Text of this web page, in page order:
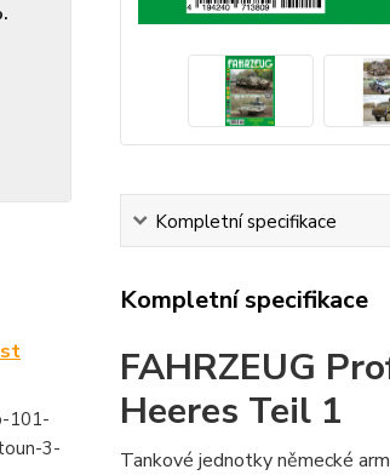
101-
3-
Kompletní specifikace
Kompletní specifikace
FAHRZEUG
Heeres Teil 1
Tankové jednotky německé